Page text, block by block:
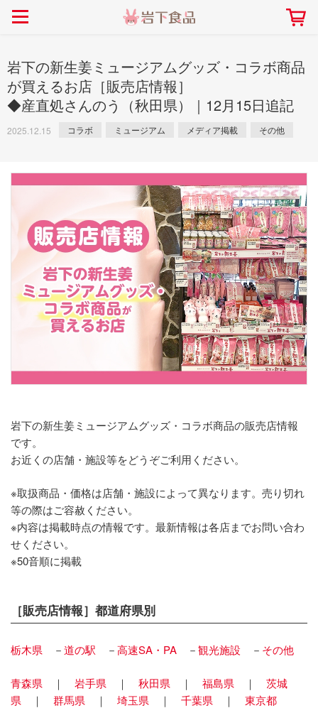
採用情報 本社所在地
> 新商品
> イベント
> コラボ
> オンラインショップ
> メディア掲載
【7月1日～8月30日】夏イベン
ジアム
2026.07.01
> 生姜
> らっきょう
> オリーブ
> らっきょうレシピ
> オリーブレシピ
> その他のレシピ
社長おすすめ！岩下の新生姜と
岩下の新生姜について 岩下のらっきょうにつ
岩下の新生姜万年筆インク 書く描くコンテ
スト
岩下の新生姜Sing＆
～ニュージンジャーイ
岩下の新生姜ミュージアムグッズ・コラボ商品
が買えるお店［販売店情報］
◆産直処さんのう（秋田県）｜12月15日追記
2025.12.15 コラボ ミュージアム メディア掲載 その他
岩下の新生姜ミュージアムグッズ・コラボ商品の販売店情報
です。
お近くの店舗・施設等をどうぞご利用ください。
※取扱商品・価格は店舗・施設によって異なります。売り切れ
等の際はご容赦ください。
※内容は掲載時点の情報です。最新情報は各店までお問い合わ
せください。
※50音順に掲載
［販売店情報］都道府県別
栃木県 －道の駅 －高速SA・PA －観光施設 － その他
青森県 ｜ 岩手県 ｜ 秋田県 ｜ 福島県 ｜ 茨城
県 ｜ 群馬県 ｜ 埼玉県 ｜ 千葉県 ｜ 東京都